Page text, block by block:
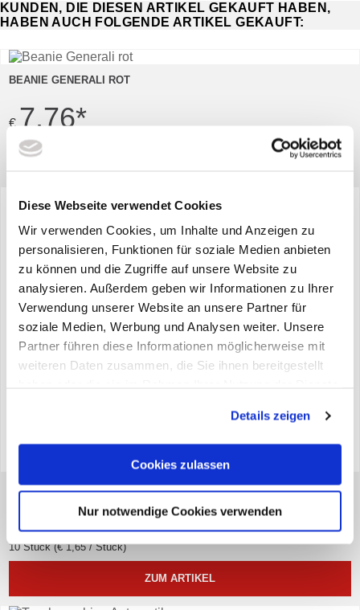
Diese Webseite verwendet Cookies
Wir verwenden Cookies, um Inhalte und Anzeigen zu
personalisieren, Funktionen für soziale Medien anbieten
zu können und die Zugriffe auf unsere Website zu
analysieren. Außerdem geben wir Informationen zu Ihrer
Verwendung unserer Website an unsere Partner für
soziale Medien, Werbung und Analysen weiter. Unsere
Partner führen diese Informationen möglicherweise mit
weiteren Daten zusammen, die Sie ihnen bereitgestellt
Cookies, wenn Sie unsere Webseite weiterhin nutzen.
Details zeigen
Cookies zulassen
Nur notwendige Cookies verwenden
KUNDEN, DIE DIESEN ARTIKEL GEKAUFT HABEN,
HABEN AUCH FOLGENDE ARTIKEL GEKAUFT:
BEANIE GENERALI ROT
€ 7,76*
FÜHRERSCHEINHÜLLE SCHWARZ GENERALI
16,50*
10 Stück (€ 1,65 / Stück)
ZUM ARTIKEL